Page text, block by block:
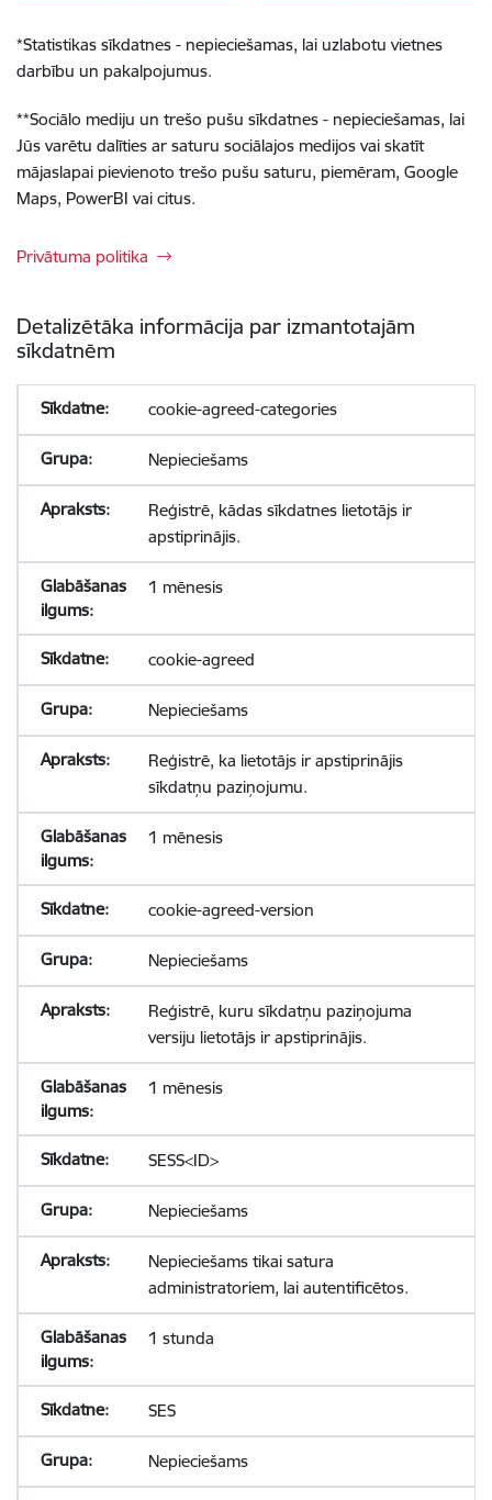
*Statistikas sīkdatnes - nepieciešamas, lai uzlabotu vietnes
darbību un pakalpojumus.
**Sociālo mediju un trešo pušu sīkdatnes - nepieciešamas, lai
Jūs varētu dalīties ar saturu sociālajos medijos vai skatīt
mājaslapai pievienoto trešo pušu saturu, piemēram, Google
Maps, PowerBI vai citus.
Privātuma politika
Detalizētāka informācija par izmantotajām
sīkdatnēm
cookie-agreed-categories
Nepieciešams
Reģistrē, kādas sīkdatnes lietotājs ir
apstiprinājis.
1 mēnesis
cookie-agreed
Nepieciešams
Reģistrē, ka lietotājs ir apstiprinājis
sīkdatņu paziņojumu.
1 mēnesis
cookie-agreed-version
Nepieciešams
Reģistrē, kuru sīkdatņu paziņojuma
versiju lietotājs ir apstiprinājis.
1 mēnesis
SESS<ID>
Nepieciešams
Nepieciešams tikai satura
administratoriem, lai autentificētos.
1 stunda
SES
Nepieciešams